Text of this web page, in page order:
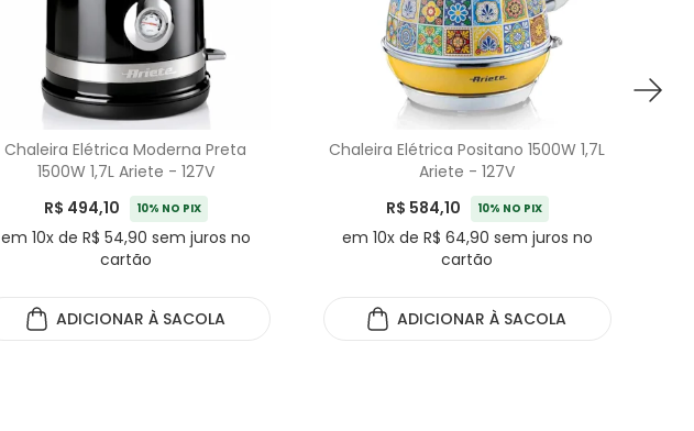
Chaleira Elétrica Moderna Preta
1500W 1,7L Ariete - 127V
R$ 494,10
10% NO PIX
em 10x de R$ 54,90 sem juros no
cartão
ADICIONAR À SACOLA
Chaleira Elétrica Positano 1500W 1,7L
Ariete - 127V
R$ 584,10
10% NO PIX
em 10x de R$ 64,90 sem juros no
cartão
ADICIONAR À SACOLA